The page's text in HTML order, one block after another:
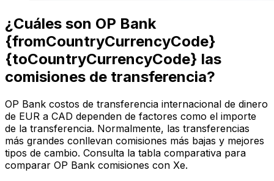
¿Cuáles son OP Bank
{fromCountryCurrencyCode}
{toCountryCurrencyCode} las
comisiones de transferencia?
OP Bank costos de transferencia internacional de dinero
de EUR a CAD dependen de factores como el importe
de la transferencia. Normalmente, las transferencias
más grandes conllevan comisiones más bajas y mejores
tipos de cambio. Consulta la tabla comparativa para
comparar OP Bank comisiones con Xe.